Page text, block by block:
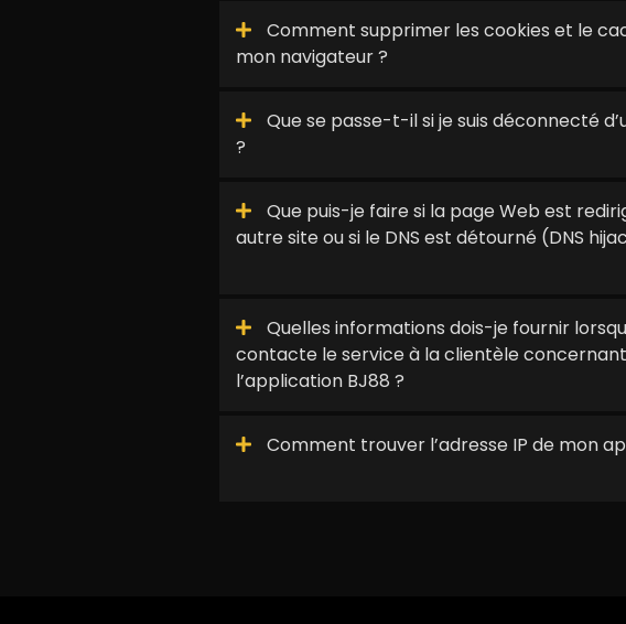
Comment supprimer les cookies et le
mon navigateur ?
Que se passe-t-il si je suis déconnecté
?
Que puis-je faire si la page Web est
autre site ou si le DNS est détourné (DNS
Quelles informations dois-je fournir
contacte le service à la clientèle concernant
l’application BJ88 ?
Comment trouver l’adresse IP de mon